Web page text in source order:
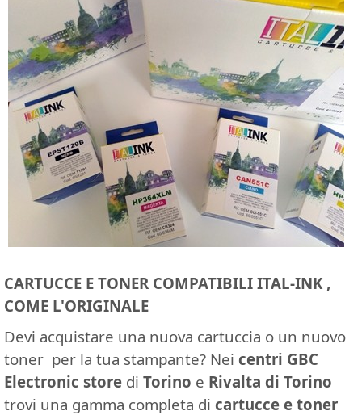
CARTUCCE E TONER COMPATIBILI ITAL-INK ,
COME L'ORIGINALE
Devi acquistare una nuova cartuccia o un nuovo
toner per la tua stampante? Nei centri GBC
Electronic store di Torino e Rivalta di Torino
trovi una gamma completa di cartucce e toner